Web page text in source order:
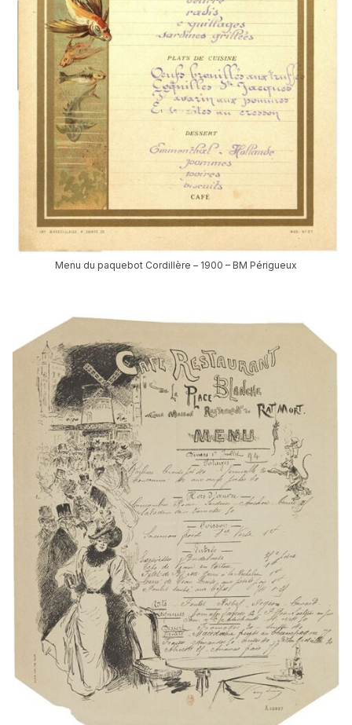
Menu du paquebot Cordillère – 1900 – BM Périgueux